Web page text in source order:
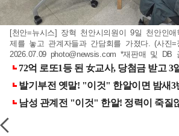
[천안=뉴시스] 장혁 천안시의원이 9일 천안인
제를 놓고 관계자들과 간담회를 가졌다. (사진
2026.07.09 photo@newsis.com *재판매 및 DB